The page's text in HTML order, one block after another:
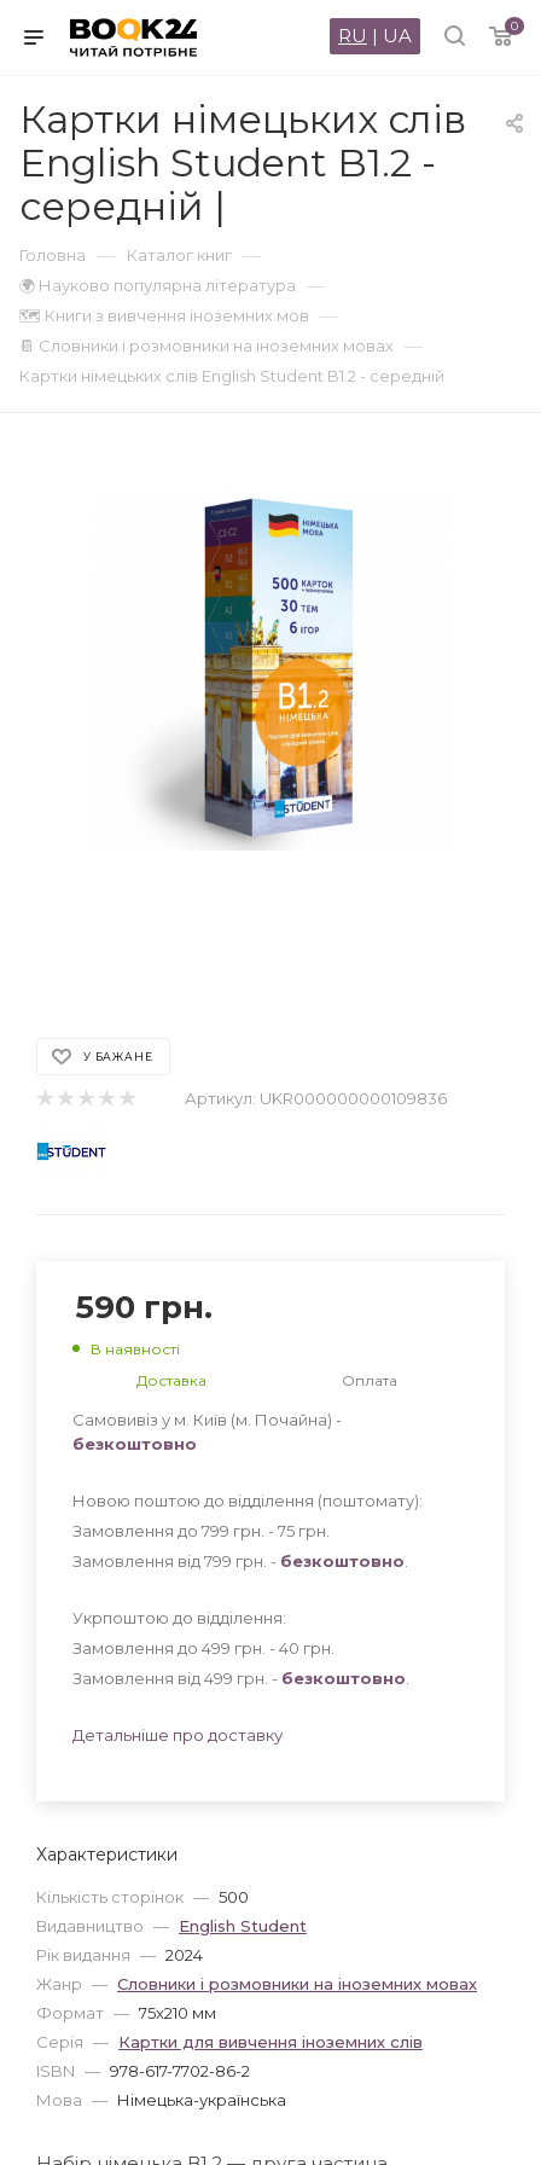
0
RU | UA
Картки німецьких слів
English Student B1.2 -
середній |
Головна — Каталог книг —
🌍 Науково популярна література —
🗺 Книги з вивчення іноземних мов —
📔 Словники і розмовники на іноземних мовах —
Картки німецьких слів English Student B1.2 - середній
У БАЖАНЕ
Артикул: UKR000000000109836
Характеристики
Кількість сторінок — 500
Видавництво — English Student
Рік видання — 2024
Жанр — Словники і розмовники на іноземних мовах
Формат — 75x210 мм
Серія — Картки для вивчення іноземних слів
ISBN — 978-617-7702-86-2
Мова — Німецька-українська
590 грн.
В наявності
Доставка
Оплата
Самовивіз у м. Київ (м. Почайна) -
безкоштовно
Новою поштою до відділення (поштомату):
Замовлення до 799 грн. - 75 грн
Замовлення від 799 грн. - безкоштовно
Укрпоштою до відділення:
Замовлення до 499 грн. - 40 грн
Замовлення від 499 грн. - безкоштовно
Детальніше про доставку